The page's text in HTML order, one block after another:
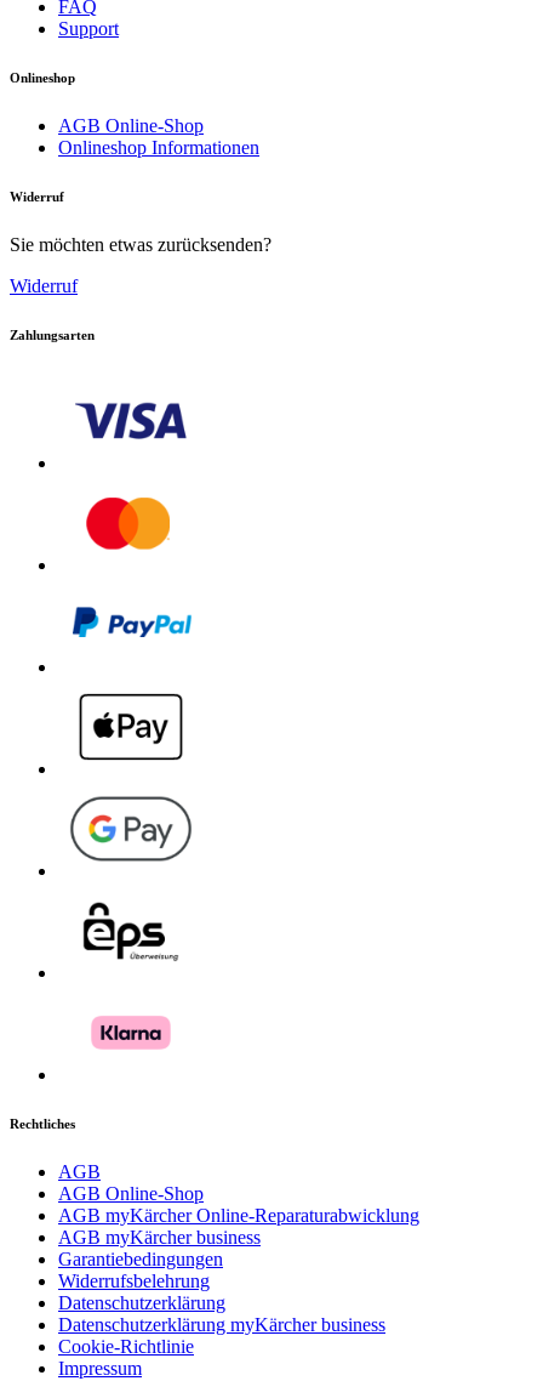
FAQ
Support
Onlineshop
AGB Online-Shop
Onlineshop Informationen
Widerruf
Sie möchten etwas zurücksenden?
Widerruf
Zahlungsarten
Rechtliches
AGB
AGB Online-Shop
AGB myKärcher Online-Reparaturabwicklung
AGB myKärcher business
Garantiebedingungen
Widerrufsbelehrung
Datenschutzerklärung
Datenschutzerklärung myKärcher business
Cookie-Richtlinie
Impressum